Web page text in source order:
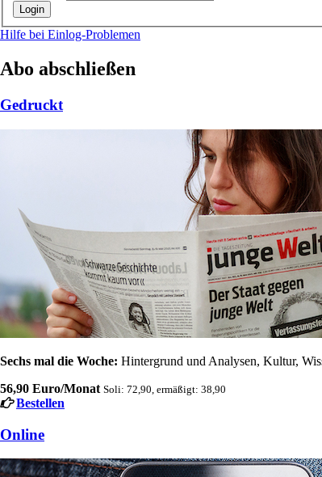
Hilfe bei Einlog-Problemen
Abo abschließen
Gedruckt
Sechs mal die Woche: Hintergrund und Analysen, Kultur,
56,90 Euro/Monat Soli: 72,90, ermäßigt: 38,90
Bestellen
Online